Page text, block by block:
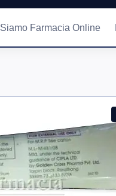
Farmacia Online